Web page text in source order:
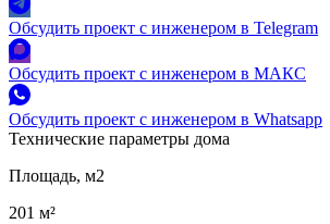
Обсудить проект с инженером в Telegram
Обсудить проект с инженером в МАКС
Обсудить проект с инженером в Whatsapp
Технические параметры дома
Площадь, м2
201 м²